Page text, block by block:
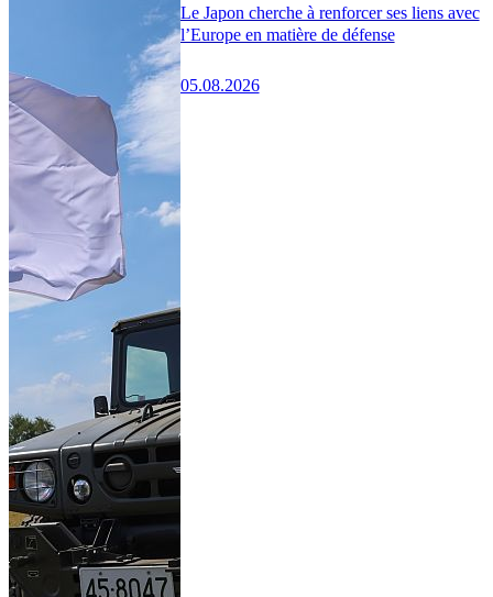
Le Japon cherche à renforcer ses liens avec
l’Europe en matière de défense
05.08.2026